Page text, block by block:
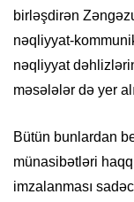
birləşdirən
nəqliyyat-
nəqliyyat
məsələlər də yer
Bütün bunlardan
münasibətləri
imzalanması